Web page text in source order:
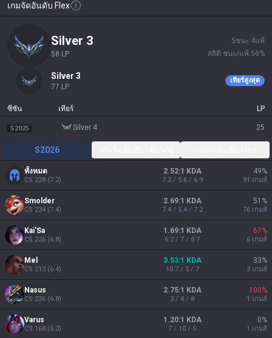
เกมจัดอันดับ Flex
silver 3
58 LP
5ชนะ 4แพ้
สถิติ ชนะ/แพ้ 56%
silver 3
77 LP
เทียร์สูงสุด
ซีซัน เทียร์ LP
S2025 silver 4 25
S2026
ทั้งหมด
CS 228 (7.2)
2.52:1 KDA
7.2 / 5.6 / 6.9
49%
91 เกมส์
Smolder
CS 234 (7.4)
2.69:1 KDA
7.4 / 5.4 / 7.2
51 %
76 เกมส์
Kai'Sa
CS 226 (6.8)
1.69:1 KDA
6.2 / 7 / 5.7
67%
6 เกมส์
Mel
CS 213 (6.4)
3.53:1 KDA
10.7 / 5 / 7
33%
3 เกมส์
Nasus
CS 236 (6.8)
2.75:1 KDA
3 / 4 / 8
100%
1 เกมส์
Varus
CS 168 (6.3)
1.20:1 KDA
7 / 10 / 5
0%
1 เกมส์